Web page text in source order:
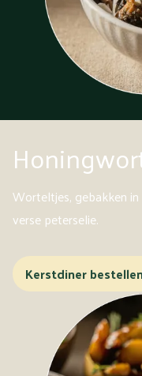
Worteltjes, gebakken
verse peterselie.
Kerstdiner